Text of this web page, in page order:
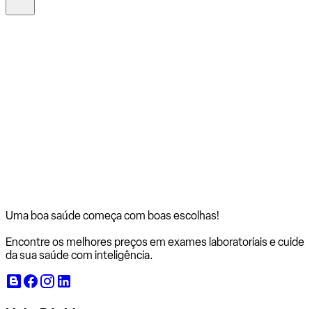
Uma boa saúde começa com boas escolhas!
Encontre os melhores preços em exames laboratoriais e cuide
da sua saúde com inteligência.